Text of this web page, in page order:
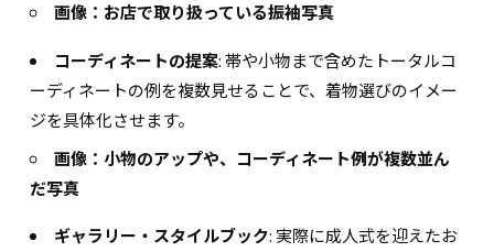
画像：お店で取り扱っている振袖写真
コーディネートの提案: 帯や小物まで含めたトータルコ
ーディネートの例を複数見せることで、着物選びのイメー
ジを具体化させます。
画像：小物のアップや、コーディネート例が複数並ん
だ写真
ギャラリー・スタイルブック: 実際に成人式を迎えたお